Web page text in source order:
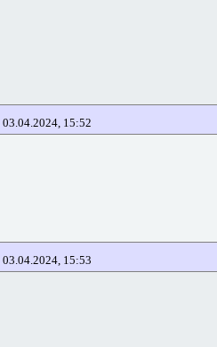
03.04.2024, 15:52
03.04.2024, 15:53